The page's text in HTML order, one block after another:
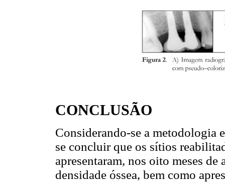
CONCLUSÃO
Considerando-se a metodologia
se concluir que os sítios
apresentaram, nos oito meses
densidade óssea, bem como